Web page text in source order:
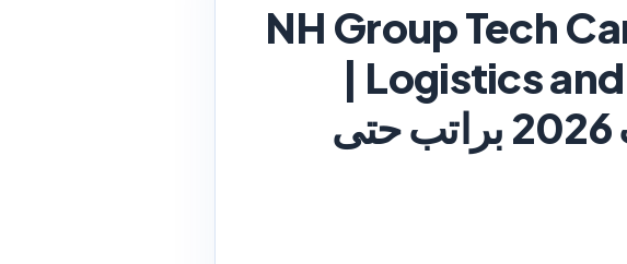
NH Group Tech
Logistics and Systems Jobs up to KWD 1,150 |
وظائف NH Group Tech في الكويت 2026 براتب حتى